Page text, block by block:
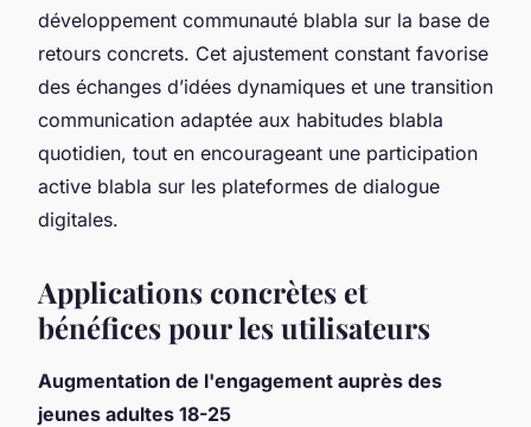
développement communauté blabla sur la base de
retours concrets. Cet ajustement constant favorise
des échanges d’idées dynamiques et une transition
communication adaptée aux habitudes blabla
quotidien, tout en encourageant une participation
active blabla sur les plateformes de dialogue
digitales.
Applications concrètes et
bénéfices pour les utilisateurs
Augmentation de l'engagement auprès des
jeunes adultes 18-25